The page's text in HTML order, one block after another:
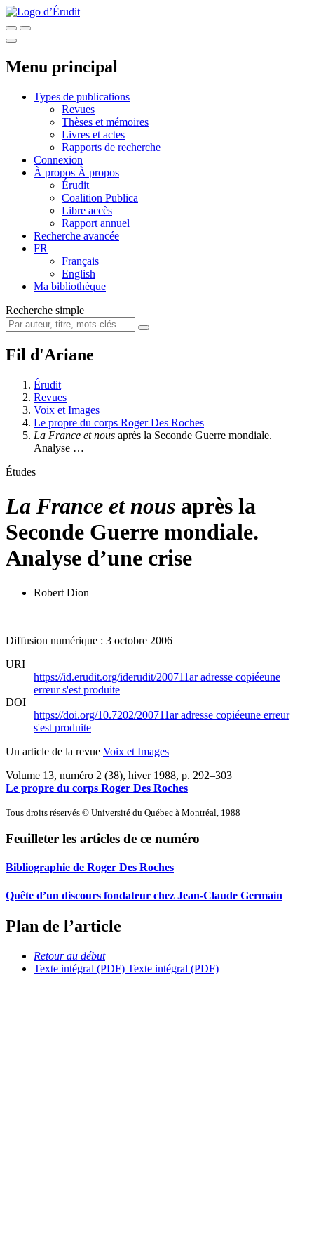
Menu principal
Types de publications
Revues
Thèses et mémoires
Livres et actes
Rapports de recherche
Connexion
À propos À propos
Érudit
Coalition Publica
Libre accès
Rapport annuel
Recherche avancée
FR
Français
English
Ma bibliothèque
Recherche simple
Fil d'Ariane
Érudit
Revues
Voix et Images
Le propre du corps Roger Des Roches
La France et nous après la Seconde Guerre mondiale.
Analyse …
Études
La France et nous après la
Seconde Guerre mondiale.
Analyse d’une crise
Robert Dion
Diffusion numérique : 3 octobre 2006
URI
https://id.erudit.org/iderudit/200711aradresse copiéeune
erreur s'est produite
DOI
https://doi.org/10.7202/200711aradresse copiéeune erreur
s'est produite
Un article de la revue Voix et Images
Volume 13, numéro 2 (38), hiver 1988, p. 292–303
Le propre du corps Roger Des Roches
Tous droits réservés © Université du Québec à Montréal, 1988
Feuilleter les articles de ce numéro
Bibliographie de Roger Des Roches
Quête d’un discours fondateur chez Jean-Claude Germain
Plan de l’article
Retour au début
Texte intégral (PDF) Texte intégral (PDF)